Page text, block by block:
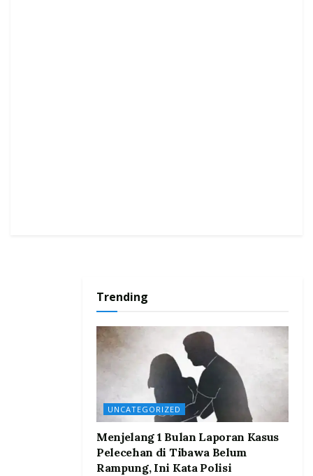
Trending
UNCATEGORIZED
Menjelang 1 Bulan Laporan Kasus
Pelecehan di Tibawa Belum
Rampung, Ini Kata Polisi